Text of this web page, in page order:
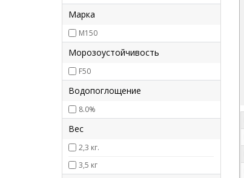
Марка
М150
Морозоустойчивость
F50
Водопоглощение
8.0%
Вес
2,3 кг.
3,5 кг